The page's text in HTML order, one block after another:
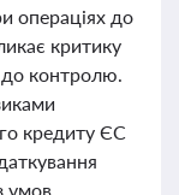
операціях до
критику
до контролю.
кредиту ЄС
умов